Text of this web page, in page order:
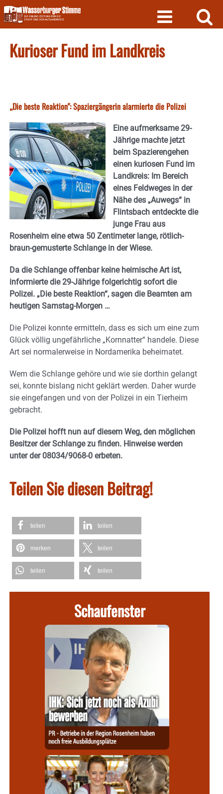
Skip
to
content
Kurioser Fund im Landkreis
„Die beste Reaktion": Spaziergängerin alarmierte die Polizei
Eine aufmerksame 29-
Jährige machte jetzt
beim Spazierengehen
einen kuriosen Fund im
Landkreis: Im Bereich
eines Feldweges in der
Nähe des „Auwegs“ in
Flintsbach entdeckte die
junge Frau aus
Rosenheim eine etwa 50 Zentimeter lange, rötlich-
braun-gemusterte Schlange in der Wiese.
Da die Schlange offenbar keine heimische Art ist,
informierte die 29-Jährige folgerichtig sofort die
Polizei. „Die beste Reaktion“, sagen die Beamten am
heutigen Samstag-Morgen …
Die Polizei konnte ermitteln, dass es sich um eine zum
Glück völlig ungefährliche „Kornnatter“ handele. Diese
Art sei normalerweise in Nordamerika beheimatet.
Wem die Schlange gehöre und wie sie dorthin gelangt
sei, konnte bislang nicht geklärt werden. Daher wurde
sie eingefangen und von der Polizei in ein Tierheim
gebracht.
Die Polizei hofft nun auf diesem Weg, den möglichen
Besitzer der Schlange zu finden. Hinweise werden
unter der 08034/9068-0 erbeten.
Teilen Sie diesen Beitrag!
teilen teilen
merken teilen
teilen teilen
Schaufenster